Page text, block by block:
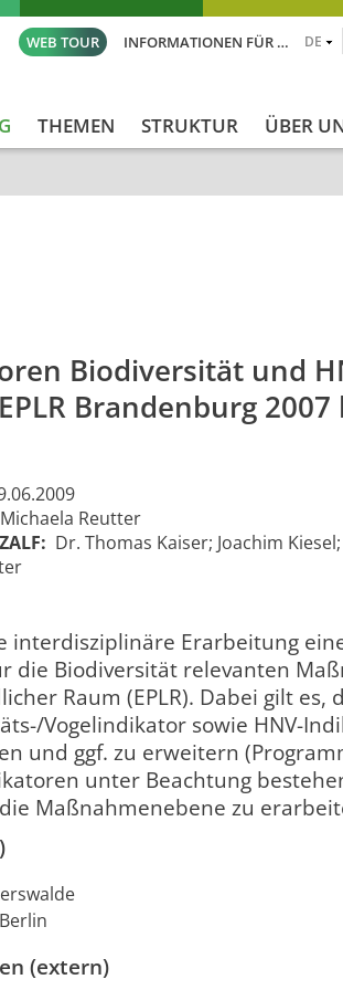
DE
INFORMATIONEN FÜR …
WEB TOUR
THEMEN STRUKTUR ÜBER
indicators
and HNV
01.03.2009
30.06.2009
Biodiversität und
Brandenburg 2007
Michaela Reutter
Dr. Thomas Kaiser; Joachim
interdisziplinäre Erarbeitung
die Biodiversität relevanten
Raum (EPLR). Dabei gilt es,
Vogelindikator sowie HNV-
und ggf. zu erweitern
unter Beachtung
Maßnahmenebene zu
(extern)